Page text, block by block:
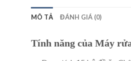
MÔ TẢ ĐÁNH GIÁ (0)
Tính năng của Máy